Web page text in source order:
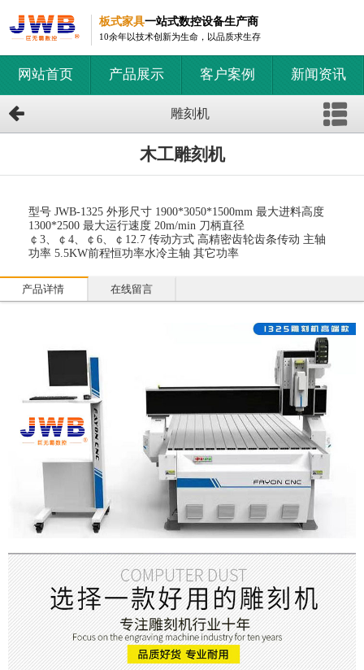
板式家具一站式数控设备生产商
10余年以技术创新为生命，以品质求生存
网站首页 产品展示 客户案例 新闻资讯
雕刻机
木工雕刻机
型号 JWB-1325 外形尺寸 1900*3050*1500mm 最大进料高度
1300*2500 最大运行速度 20m/min 刀柄直径
￠3、￠4、￠6、￠12.7 传动方式 高精密齿轮齿条传动 主轴
功率 5.5KW前程恒功率水冷主轴 其它功率
产品详情 在线留言